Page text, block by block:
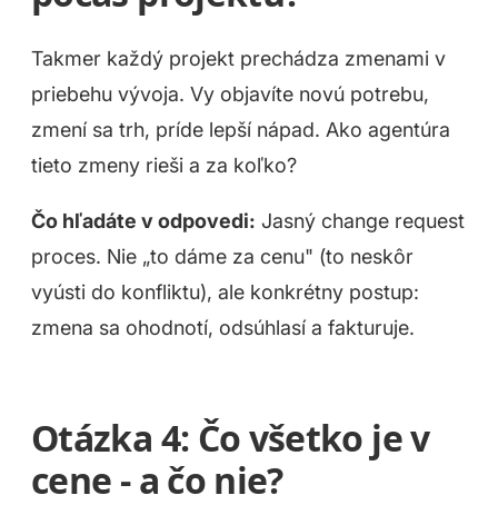
Takmer každý projekt prechádza zmenami v
priebehu vývoja. Vy objavíte novú potrebu,
zmení sa trh, príde lepší nápad. Ako agentúra
tieto zmeny rieši a za koľko?
Čo hľadáte v odpovedi: Jasný change request
proces. Nie „to dáme za cenu" (to neskôr
vyústi do konfliktu), ale konkrétny postup:
zmena sa ohodnotí, odsúhlasí a fakturuje.
Otázka 4: Čo všetko je v
cene - a čo nie?